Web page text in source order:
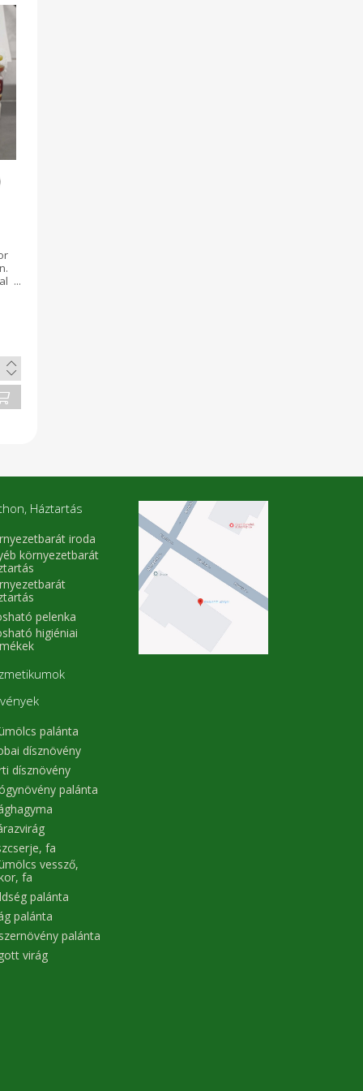
Háztartás
iroda
környezetbarát
pelenka
higiéniai
palánta
dísznövény
dísznövény
palánta
fa
vessző,
fa
palánta
palánta
palánta
virág